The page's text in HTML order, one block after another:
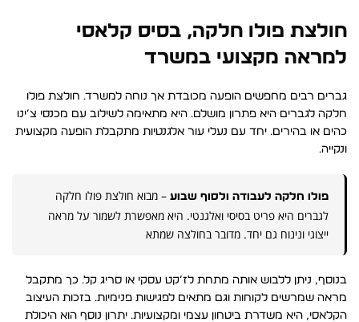
חולצת פולו חלקה, בסיס קלאסי
למראה מקצועי במשרד
גברים רבים מחפשים הופעה מכובדת אך נוחה למשרד. חולצת פולו
חלקה לגברים היא פתרון מושלם. היא מתאימה לשילוב עם מכנסי צ’ינו
כהים או בהירים. יחד עם נעלי עור אלגנטיות מתקבלת הופעה מקצועית
ונקייה.
פולו חלקה לעבודה ולסוף שבוע – מבוא חולצת פולו חלקה
לגברים היא פריט בסיסי ואלגנטי. היא מאפשרת לשמור על מראה
ייצוגי ונינוח גם יחד. מדובר בחולצה שמתא
בנוסף, ניתן ללבוש אותה מתחת לז’קט עסקי או סריג קל. כך מתקבל
מראה שמרשים לקוחות וגם מתאים לפגישות פנימיות. בזכות העיצוב
הקלאסי, היא משדרת ביטחון עצמי ומקצועיות. יתרון נוסף הוא היכולת